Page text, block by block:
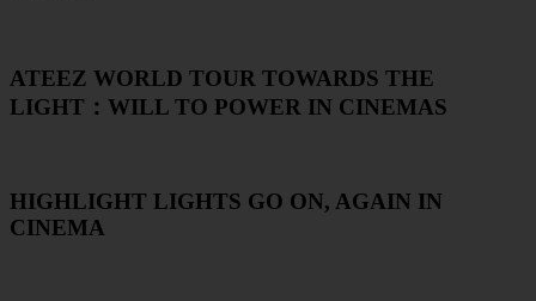
ATEEZ WORLD TOUR TOWARDS THE
LIGHT：WILL TO POWER IN CINEMAS
HIGHLIGHT LIGHTS GO ON, AGAIN IN
CINEMA